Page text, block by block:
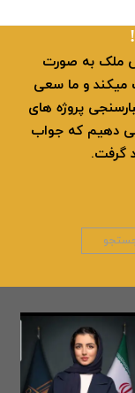
پیش فروش ملک به صورت
تهران فعالیت میکند و ما سعی
پروژه های
دهیم که جواب
گرفت.